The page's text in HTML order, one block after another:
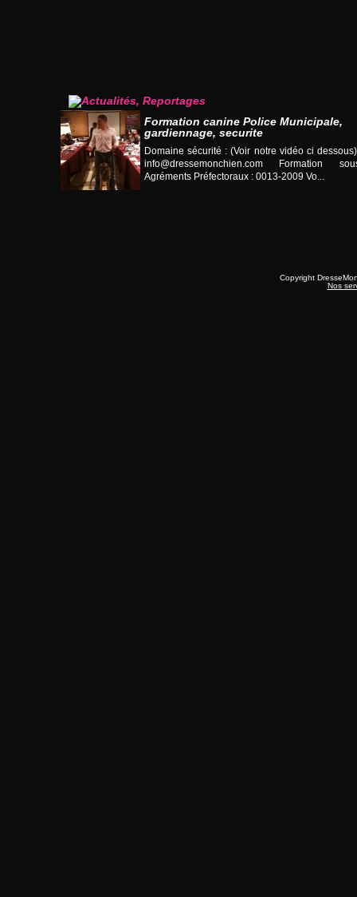
Formation canine Police Municipale,
gardiennage, securite
Domaine sécurité : (Voir notre vidéo ci
info@dressemonchien.com Formation
Agréments Préfectoraux : 0013-2009 Vo...
Copyright
Nos